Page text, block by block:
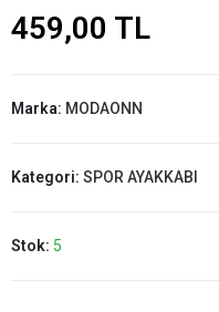
459,00 TL
Marka: MODAONN
Kategori: SPOR AYAKKABI
Stok: 5